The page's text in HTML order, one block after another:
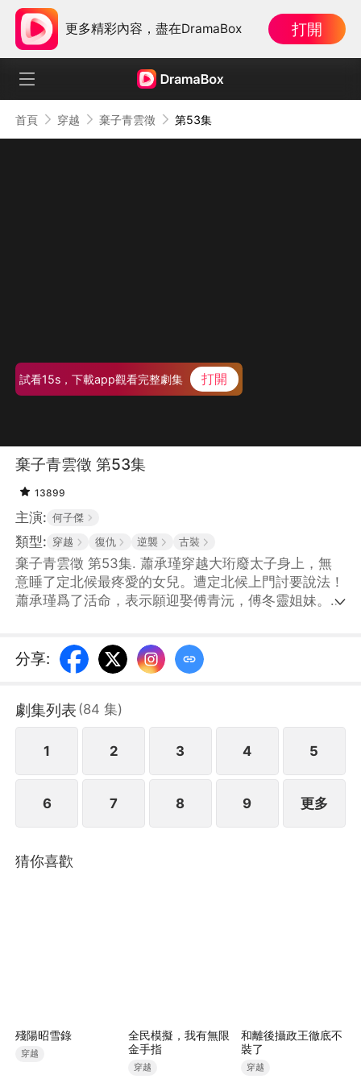
更多精彩內容，盡在DramaBox 打開
首頁 穿越 棄子青雲徵 第53集
試看15s，下載app觀看完整劇集 打開
棄子青雲徵 第53集
13899
主演: 何子傑
類型: 穿越 復仇 逆襲 古裝
棄子青雲徵 第53集. 蕭承瑾穿越大珩廢太子身上，無
意睡了定北候最疼愛的女兒。遭定北候上門討要說法！
蕭承瑾爲了活命，表示願迎娶傅青沅，傅冬靈姐妹。面
分享:
劇集列表 (84 集)
1 2 3 4 5
6 7 8 9 更多
猜你喜歡
殘陽昭雪錄
穿越
全民模擬，我有無限
金手指
穿越
和離後攝政王徹底不
裝了
穿越